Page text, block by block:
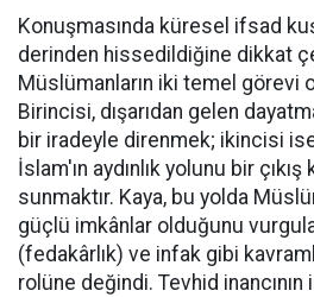
Konuşmasında küresel ifsad
derinden hissedildiğine dikkat
Müslümanların iki temel görevi
Birincisi, dışarıdan gelen
bir iradeyle direnmek; ikincisi
İslam'ın aydınlık yolunu bir çıkış
sunmaktır. Kaya, bu yolda
güçlü imkânlar olduğunu
(fedakârlık) ve infak gibi
rolüne değindi. Tevhid